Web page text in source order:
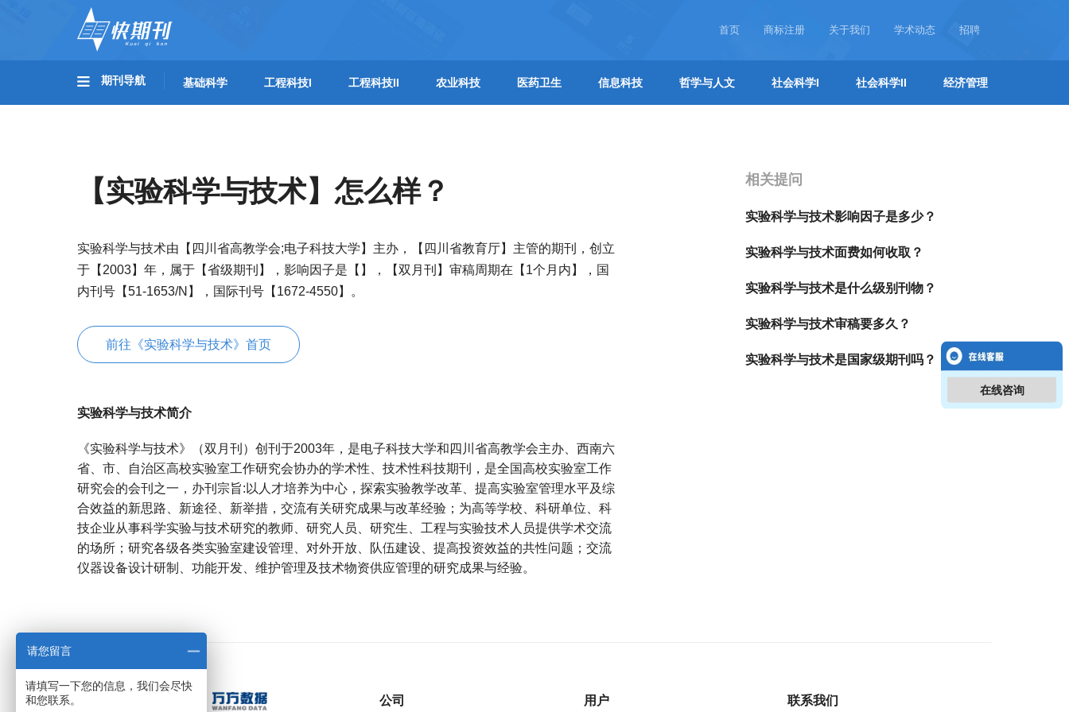
首页 商标注册 关于我们 学术动态 招聘
期刊导航 基础科学 工程科技I 工程科技II 农业科技 医药卫生 信息科技 哲学与人文 社会科学I 社会科学II 经济管理
【实验科学与技术】怎么样？
实验科学与技术由【四川省高教学会;电子科技大学】主办，【四川省教育厅】主管的期刊，创立
于【2003】年，属于【省级期刊】，影响因子是【】，【双月刊】审稿周期在【1个月内】，国
内刊号【51-1653/N】，国际刊号【1672-4550】。
前往《实验科学与技术》首页
实验科学与技术简介
《实验科学与技术》（双月刊）创刊于2003年，是电子科技大学和四川省高教学会主办、西南六
省、市、自治区高校实验室工作研究会协办的学术性、技术性科技期刊，是全国高校实验室工作
研究会的会刊之一，办刊宗旨:以人才培养为中心，探索实验教学改革、提高实验室管理水平及综
合效益的新思路、新途径、新举措，交流有关研究成果与改革经验；为高等学校、科研单位、科
技企业从事科学实验与技术研究的教师、研究人员、研究生、工程与实验技术人员提供学术交流
的场所；研究各级各类实验室建设管理、对外开放、队伍建设、提高投资效益的共性问题；交流
仪器设备设计研制、功能开发、维护管理及技术物资供应管理的研究成果与经验。
相关提问
实验科学与技术影响因子是多少？
实验科学与技术面费如何收取？
实验科学与技术是什么级别刊物？
实验科学与技术审稿要多久？
实验科学与技术是国家级期刊吗？
公司 用户 联系我们
在线咨询
请您留言
请填写一下您的信息，我们会尽快
和您联系。